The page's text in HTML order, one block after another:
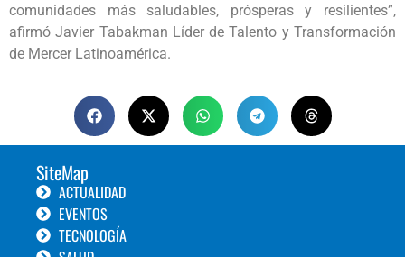
comunidades más saludables, prósperas y resilientes”,
afirmó Javier Tabakman Líder de Talento y Transformación
de Mercer Latinoamérica.
SiteMap
ACTUALIDAD
EVENTOS
TECNOLOGÍA